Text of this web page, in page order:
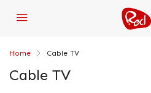
Home Cable TV
Cable TV